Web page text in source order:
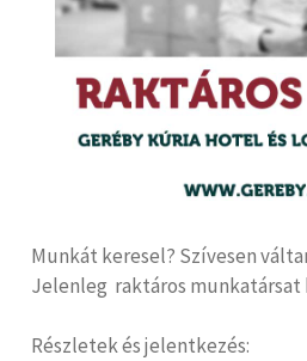
Munkát keresel? Szívesen
Jelenleg raktáros munkatársat
Részletek és jelentkezés: